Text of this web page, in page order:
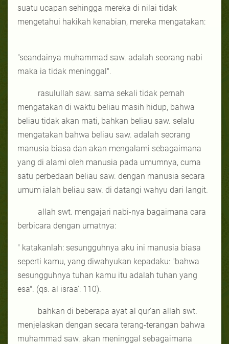
suatu ucapan sehingga mereka di nilai tidak
mengetahui hakikah kenabian, mereka mengatakan:
"seandainya muhammad saw. adalah seorang nabi
maka ia tidak meninggal".
rasulullah saw. sama sekali tidak pernah
mengatakan di waktu beliau masih hidup, bahwa
beliau tidak akan mati, bahkan beliau saw. selalu
mengatakan bahwa beliau saw. adalah seorang
manusia biasa dan akan mengalami sebagaimana
yang di alami oleh manusia pada umumnya, cuma
satu perbedaan beliau saw. dengan manusia secara
umum ialah beliau saw. di datangi wahyu dari langit.
allah swt. mengajari nabi-nya bagaimana cara
berbicara dengan umatnya:
" katakanlah: sesungguhnya aku ini manusia biasa
seperti kamu, yang diwahyukan kepadaku: "bahwa
sesungguhnya tuhan kamu itu adalah tuhan yang
esa". (qs. al israa': 110).
bahkan di beberapa ayat al qur'an allah swt.
menjelaskan dengan secara terang-terangan bahwa
muhammad saw. akan meninggal sebagaimana